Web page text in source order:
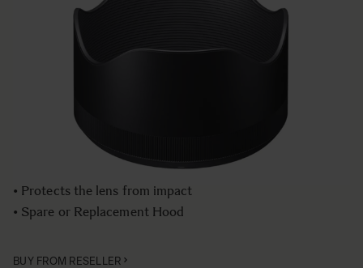
• Lens Hood compatible with the SIGMA 85mm F1.4 DG
HSM | Art lens
• Blocks stray light from entering the lens
• Protects the lens from impact
• Spare or Replacement Hood
BUY FROM RESELLER